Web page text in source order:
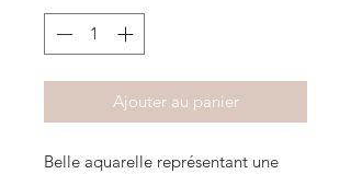
Ajouter au panier
Belle aquarelle représentant une